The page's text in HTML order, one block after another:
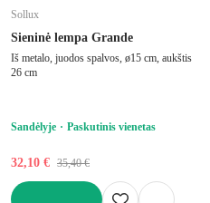
Sollux
Sieninė lempa Grande
Iš metalo, juodos spalvos, ø15 cm, aukštis
26 cm
Sandėlyje Paskutinis vienetas
32,10 € 35,40 €